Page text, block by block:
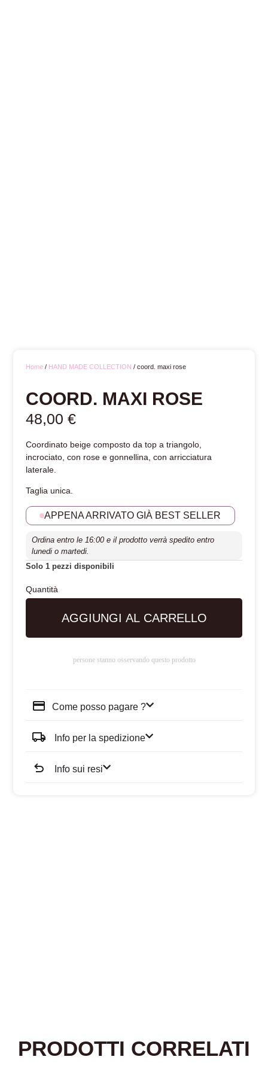
Home/ HAND MADE COLLECTION / coord. maxi rose
COORD. MAXI ROSE
48,00 €
Coordinato beige composto da top a triangolo,
incrociato, con rose e gonnellina, con arricciatura
laterale.
Taglia unica.
APPENA ARRIVATO GIÀ BEST SELLER
Ordina entro le 16:00 e il prodotto verrà spedito entro
lunedi o martedi.
Solo 1 pezzi disponibili
AGGIUNGI AL CARRELLO
persone stanno osservando questo prodotto
Come posso pagare ?
Info per la spedizione
Info sui resi
PRODOTTI CORRELATI